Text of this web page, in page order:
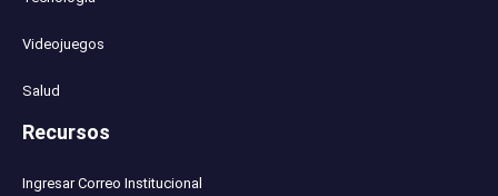
Videojuegos
Salud
Recursos
Ingresar Correo Institucional